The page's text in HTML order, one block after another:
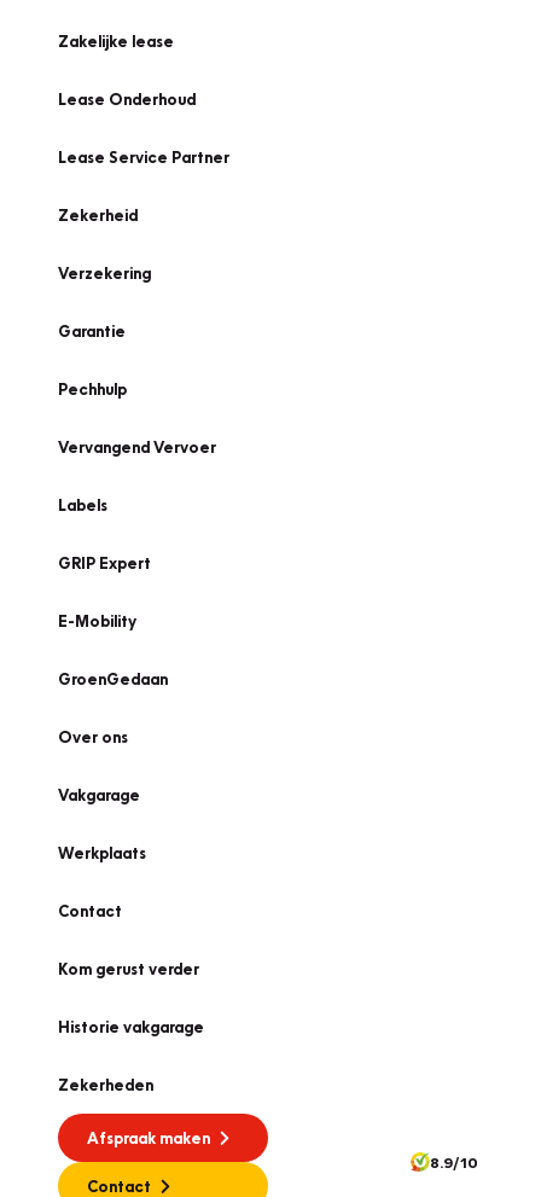
Zakelijke lease
Lease Onderhoud
Lease Service Partner
Zekerheid
Verzekering
Garantie
Pechhulp
Vervangend Vervoer
Labels
GRIP Expert
E-Mobility
GroenGedaan
Over ons
Vakgarage
Werkplaats
Contact
Kom gerust verder
Historie vakgarage
Zekerheden
Afspraak maken
Contact
8.9/10